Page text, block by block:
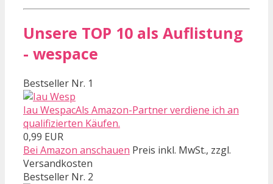
Unsere TOP 10 als Auflistung
- wespace
Bestseller Nr. 1
Iau WespacAls Amazon-Partner verdiene ich an
qualifizierten Käufen.
0,99 EUR
Bei Amazon anschauen Preis inkl. MwSt., zzgl.
Versandkosten
Bestseller Nr. 2